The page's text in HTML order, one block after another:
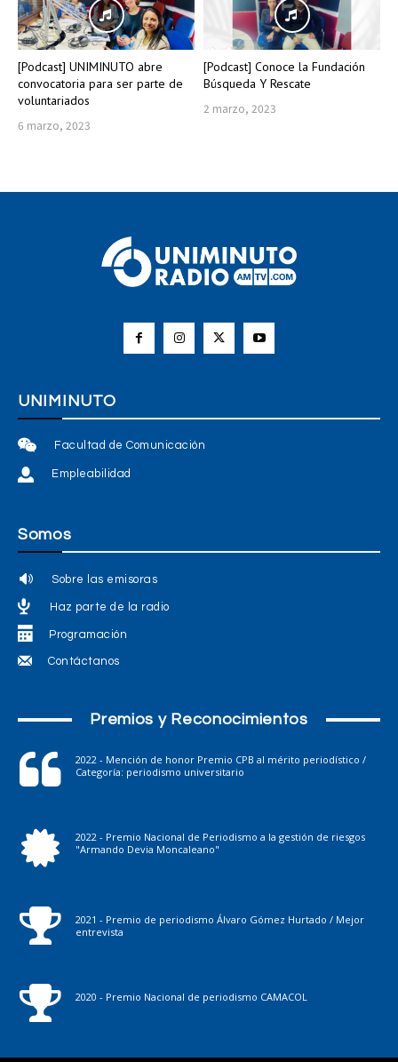
[Podcast] UNIMINUTO abre
convocatoria para ser parte de
voluntariados
6 marzo, 2023
[Podcast] Conoce la Fundación
Búsqueda Y Rescate
2 marzo, 2023
UNIMINUTO
Facultad de Comunicación
Empleabilidad
Somos
Sobre las emisoras
Haz parte de la radio
Programación
Contáctanos
Premios y Reconocimientos
2022 - Mención de honor Premio CPB al mérito periodístico /
Categoría: periodismo universitario
2022 - Premio Nacional de Periodismo a la gestión de riesgos
"Armando Devia Moncaleano"
2021 - Premio de periodismo Álvaro Gómez Hurtado / Mejor
entrevista
2020 - Premio Nacional de periodismo CAMACOL